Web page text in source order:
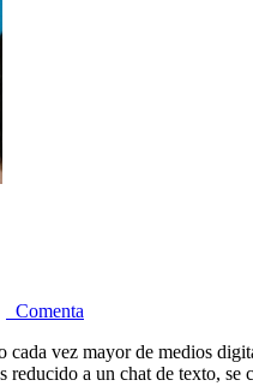
Comenta
vez mayor de medios
reducido a un chat de texto,